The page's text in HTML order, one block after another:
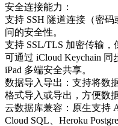
安全连接能力‌：
支持 ‌SSH 隧道连接‌（密
问的安全性。
支持 ‌SSL/TLS 加密传输‌，
可通过 ‌iCloud Keychain‌ 同
iPad 多端安全共享。
数据导入导出‌：支持将数
格式导入或导出，方便数
云数据库兼容‌：原生支持
Cloud SQL、Heroku